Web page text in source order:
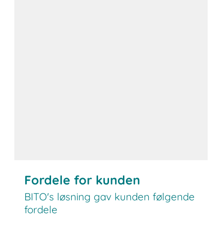
Fordele for kunden
BITO's løsning gav kunden følgende
fordele